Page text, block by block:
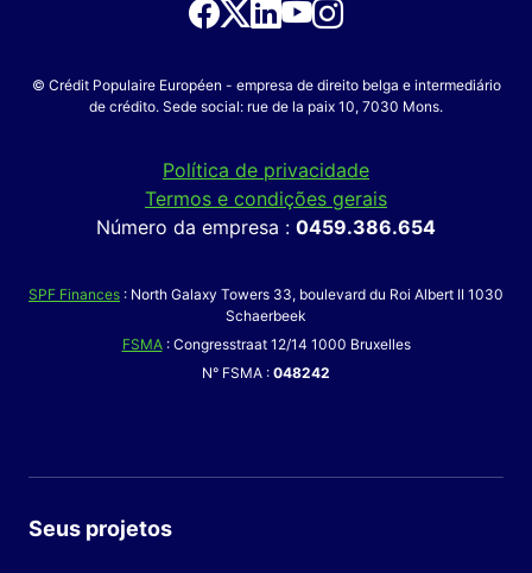
© Crédit Populaire Européen - empresa de direito belga e intermediário
de crédito. Sede social: rue de la paix 10, 7030 Mons.
Política de privacidade
Termos e condições gerais
Número da empresa : 0459.386.654
SPF Finances : North Galaxy Towers 33, boulevard du Roi Albert II 1030
Schaerbeek
FSMA: Congresstraat 12/14 1000 Bruxelles
N° FSMA : 048242
Seus projetos